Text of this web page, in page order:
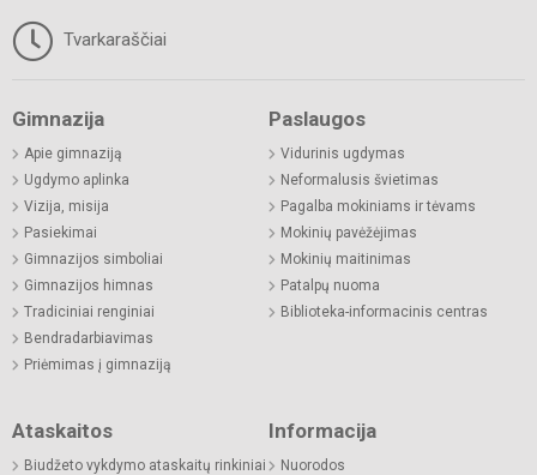
Tvarkaraščiai
Gimnazija
Apie gimnaziją
Ugdymo aplinka
Vizija, misija
Pasiekimai
Gimnazijos simboliai
Gimnazijos himnas
Tradiciniai renginiai
Bendradarbiavimas
Priėmimas į gimnaziją
Paslaugos
Vidurinis ugdymas
Neformalusis švietimas
Pagalba mokiniams ir tėvams
Mokinių pavėžėjimas
Mokinių maitinimas
Patalpų nuoma
Biblioteka-informacinis centras
Ataskaitos
Biudžeto vykdymo ataskaitų rinkiniai
Informacija
Nuorodos